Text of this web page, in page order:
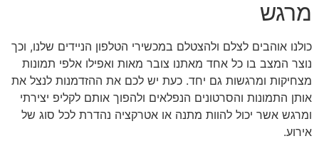
מרגש
כולנו אוהבים לצלם ולהצטלם במכשירי הטלפון הניידים שלנו, וכך
נוצר המצב בו כל אחד מאתנו צובר מאות ואפילו אלפי תמונות
מצחיקות ומרגשות גם יחד. כעת יש לכם את ההזדמנות לנצל את
אותן התמונות והסרטונים הנפלאים ולהפוך אותם לקליפ יצירתי
ומרגש אשר יכול להוות מתנה או אטרקציה נהדרת לכל סוג של
אירוע.